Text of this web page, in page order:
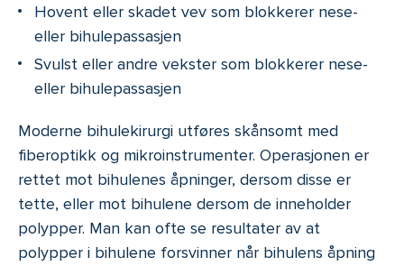
Hovent eller skadet vev som blokkerer nese-
eller bihulepassasjen
Svulst eller andre vekster som blokkerer nese-
eller bihulepassasjen
Moderne bihulekirurgi utføres skånsomt med
fiberoptikk og mikroinstrumenter. Operasjonen er
rettet mot bihulenes åpninger, dersom disse er
tette, eller mot bihulene dersom de inneholder
polypper. Man kan ofte se resultater av at
polypper i bihulene forsvinner når bihulens åpning